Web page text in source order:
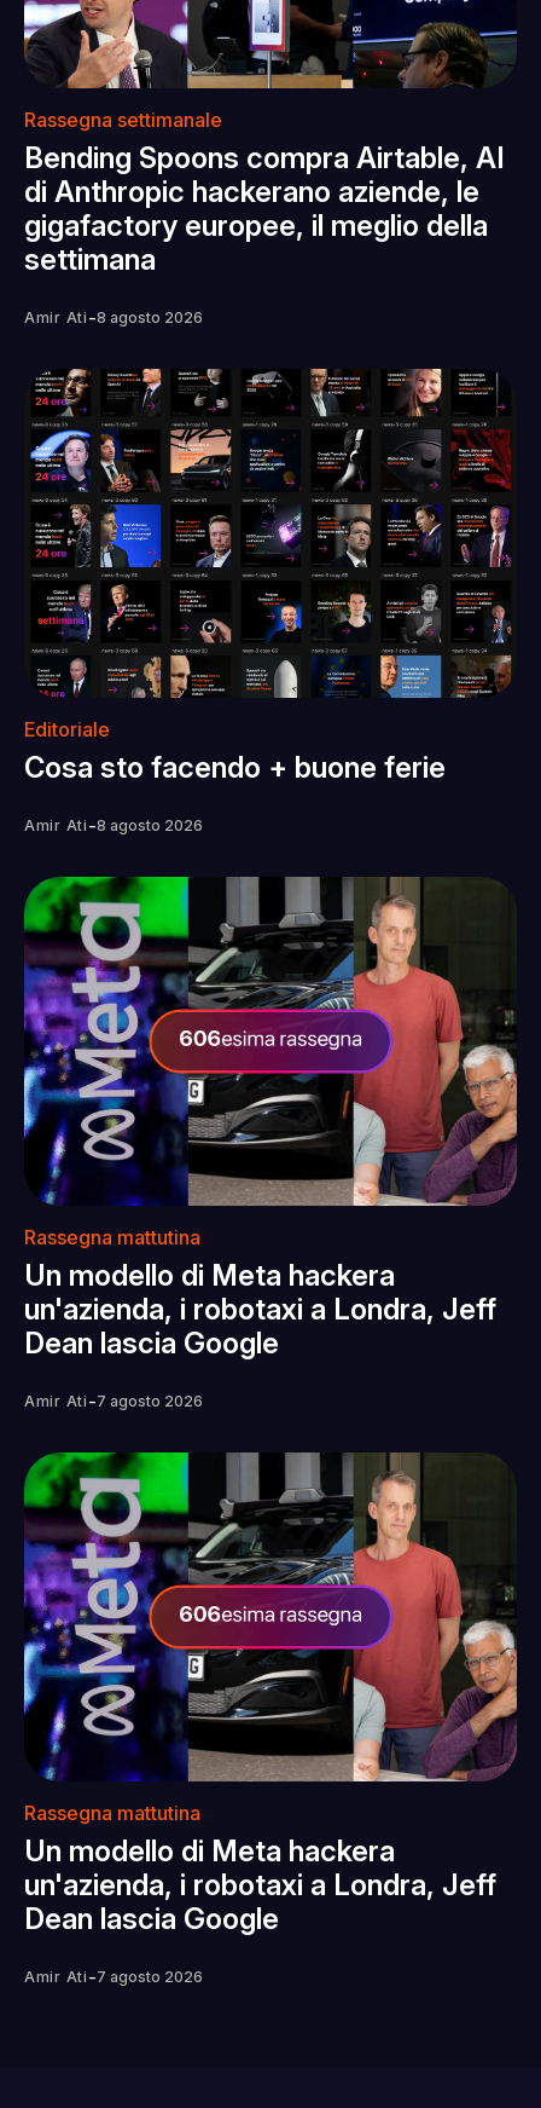
Rassegna settimanale
Bending Spoons compra Airtable, AI
di Anthropic hackerano aziende, le
gigafactory europee, il meglio della
settimana
Amir Ati -8 agosto 2026
Editoriale
Cosa sto facendo + buone ferie
Amir Ati -8 agosto 2026
Rassegna mattutina
Un modello di Meta hackera
un'azienda, i robotaxi a Londra, Jeff
Dean lascia Google
Amir Ati -7 agosto 2026
Rassegna mattutina
Un modello di Meta hackera
un'azienda, i robotaxi a Londra, Jeff
Dean lascia Google
Amir Ati -7 agosto 2026